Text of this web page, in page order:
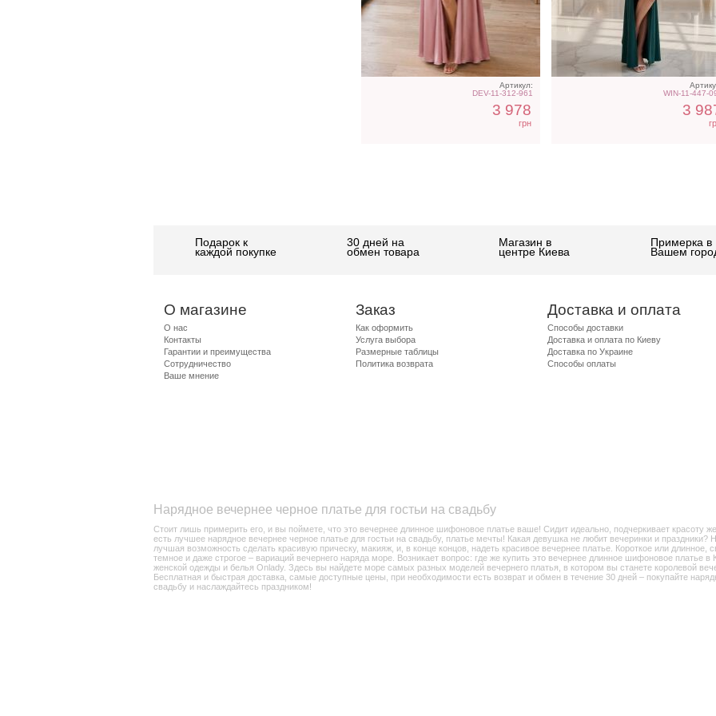
Нарядное вечернее черное платье для гостьи на свадьбу
Стоит лишь примерить его, и вы поймете, что это вечернее длинное шифоновое платье ваше! Сидит идеально, подчеркивает красоту
есть лучшее нарядное вечернее черное платье для гостьи на свадьбу, платье мечты! Какая девушка не любит вечеринки и праздники?
лучшая возможность сделать красивую прическу, макияж, и, в конце концов, надеть красивое вечернее платье. Короткое или длинное,
темное и даже строгое – вариаций вечернего наряда море. Возникает вопрос: где же купить это вечернее длинное шифоновое платье в
женской одежды и белья Onlady. Здесь вы найдете море самых разных моделей вечернего платья, в котором вы станете королевой
Бесплатная и быстрая доставка, самые доступные цены, при необходимости есть возврат и обмен в течение 30 дней – покупайте
свадьбу и наслаждайтесь праздником!
Артикул:
DEV-11-312-961
3 978
грн
WIN-11-447-
3
Подарок к
каждой покупке
30 дней на
обмен товара
Магазин в
центре Киева
Примерка в
Вашем
О магазине
О нас
Контакты
Гарантии и преимущества
Сотрудничество
Ваше мнение
Заказ
Как оформить
Услуга выбора
Размерные таблицы
Политика возврата
Доставка и оплата
Способы доставки
Доставка и оплата по Киеву
Доставка по Украине
Способы оплаты